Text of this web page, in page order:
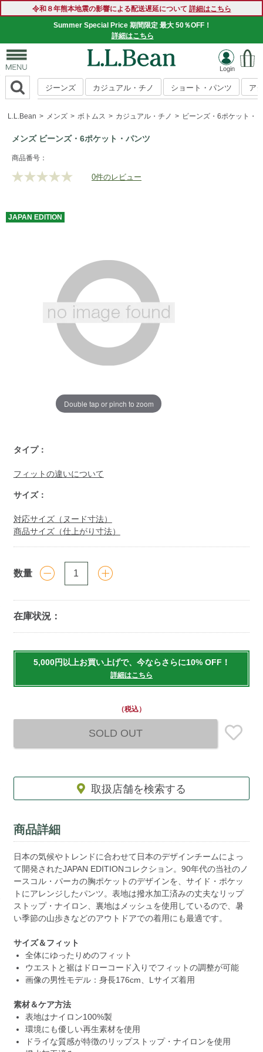
令和８年熊本地震の影響による配送遅延について 詳細はこちら
Summer Special Price 期間限定 最大 50％OFF！
詳細はこちら
ジーンズ カジュアル・チノ ショート・パンツ ア
L.L.Bean メンズ ボトムス カジュアル・チノ ビーンズ・6ポケット・
メンズ ビーンズ・6ポケット・パンツ
https://www.llbean.co.jp/mens/bottoms/casual-
bottoms/g/BQK065090.html
商品番号：
評
ジ
リ
0件のレビュー
Double tap or pinch to zoom
JAPAN EDITION
bottoms/g/BQK065090.html
タイプ：
フィットの違いについて
サイズ：
対応サイズ（ヌード寸法）
商品サイズ（仕上がり寸法）
数量
在庫状況：
to
5,000円以上お買い上げで、今ならさらに10% OFF！
詳細はこちら
（税込）
SOLD OUT
取扱店舗を検索する
商品詳細
日本の気候やトレンドに合わせて日本のデザインチームによっ
て開発されたJAPAN EDITIONコレクション。90年代の当社のノ
ースコル・パーカの胸ポケットのデザインを、サイド・ポケッ
トにアレンジしたパンツ。表地は撥水加工済みの丈夫なリップ
ストップ・ナイロン、裏地はメッシュを使用しているので、暑
い季節の山歩きなどのアウトドアでの着用にも最適です。
サイズ＆フィット
全体にゆったりめのフィット
ウエストと裾はドローコード入りでフィットの調整が可能
画像の男性モデル：身長176cm、Lサイズ着用
素材＆ケア方法
表地はナイロン100%製
環境にも優しい再生素材を使用
ドライな質感が特徴のリップストップ・ナイロンを使用